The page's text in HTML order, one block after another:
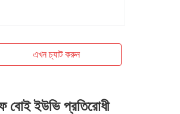
এখন চ্যাট করুন
বোই ইউভি প্রতিরোধী